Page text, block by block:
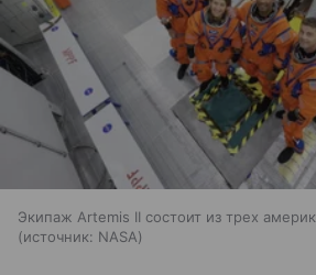
Экипаж Artemis II состоит из трех
источник: NASA